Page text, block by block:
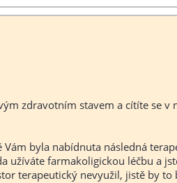
zdravotním stavem a cítíte se v
Vám byla nabídnuta následná
užíváte farmakoligickou léčbu a
terapeutický nevyužil, jistě by to